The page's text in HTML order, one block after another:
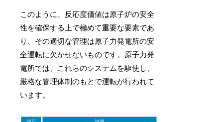
このように、反応度価値は原子炉の安全
性を確保する上で極めて重要な要素であ
り、その適切な管理は原子力発電所の安
全運転に欠かせないものです。原子力発
電所では、これらのシステムを駆使し、
厳格な管理体制のもとで運転が行われて
います。